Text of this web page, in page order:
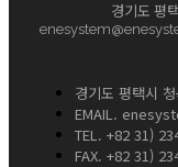
경기도 평
경기도 평택시
EMAIL.
TEL. +82 31)
FAX. +82 31)